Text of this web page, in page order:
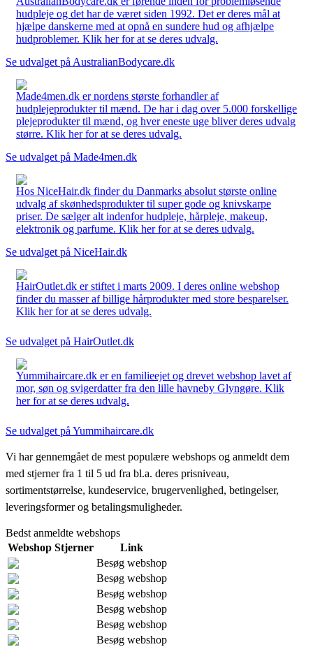
hudpleje og det har de været siden 1992. Det er deres mål at
hjælpe danskerne med at opnå en sundere hud og afhjælpe
hudproblemer. Klik her for at se deres udvalg.
Se udvalget på AustralianBodycare.dk
Made4men.dk er nordens største forhandler af
hudplejeprodukter til mænd. De har i dag over 5.000 forskellige
plejeprodukter til mænd, og hver eneste uge bliver deres udvalg
større. Klik her for at se deres udvalg.
Se udvalget på Made4men.dk
Hos NiceHair.dk finder du Danmarks absolut største online
udvalg af skønhedsprodukter til super gode og knivskarpe
priser. De sælger alt indenfor hudpleje, hårpleje, makeup,
elektronik og parfume. Klik her for at se deres udvalg.
Se udvalget på NiceHair.dk
HairOutlet.dk er stiftet i marts 2009. I deres online webshop
finder du masser af billige hårprodukter med store besparelser.
Klik her for at se deres udvalg.
Se udvalget på HairOutlet.dk
Yummihaircare.dk er en familieejet og drevet webshop lavet af
mor, søn og svigerdatter fra den lille havneby Glyngøre. Klik
her for at se deres udvalg.
Se udvalget på Yummihaircare.dk
Vi har gennemgået de mest populære webshops og anmeldt dem
med stjerner fra 1 til 5 ud fra bl.a. deres prisniveau,
sortimentstørrelse, kundeservice, brugervenlighed, betingelser,
leveringsformer og betalingsmuligheder.
Bedst anmeldte webshops
Webshop Stjerner
Link
Besøg webshop
Besøg webshop
Besøg webshop
Besøg webshop
Besøg webshop
Besøg webshop